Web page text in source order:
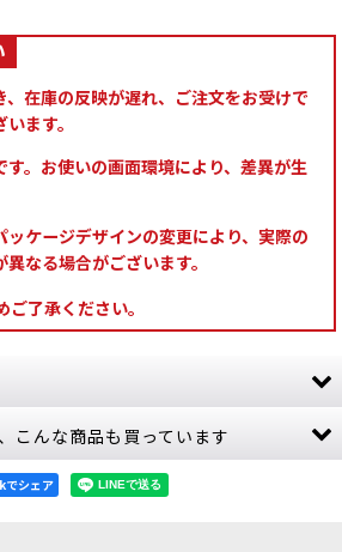
、在庫の反映が遅れ、ご注文をお受けで
ます。
す。お使いの画面環境により、差異が生
ッケージデザインの変更により、実際の
なる場合がございます。
了承ください。
ラー：SHADE] COELIA GREENSHADE
グリーンシェイド[24-22]
)
こんな商品も買っています
シェア